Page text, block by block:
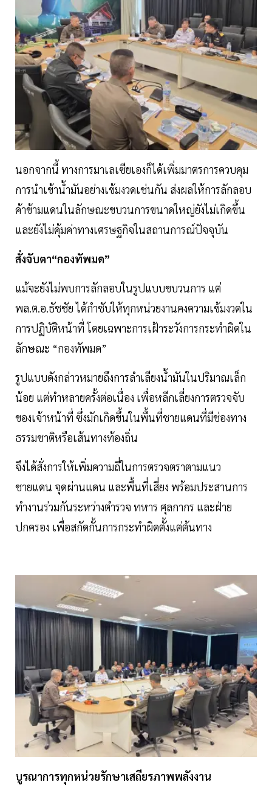
นอกจากนี้ ทางการมาเลเซียเองก็ได้เพิ่มมาตรการควบคุม
การนำเข้าน้ำมันอย่างเข้มงวดเช่นกัน ส่งผลให้การลักลอบ
ค้าข้ามแดนในลักษณะขบวนการขนาดใหญ่ยังไม่เกิดขึ้น
และยังไม่คุ้มค่าทางเศรษฐกิจในสถานการณ์ปัจจุบัน
สั่งจับตา“กองทัพมด”
แม้จะยังไม่พบการลักลอบในรูปแบบขบวนการ แต่
พล.ต.อ.ธัชชัย ได้กำชับให้ทุกหน่วยงานคงความเข้มงวดใน
การปฏิบัติหน้าที่ โดยเฉพาะการเฝ้าระวังการกระทำผิดใน
ลักษณะ “กองทัพมด”
รูปแบบดังกล่าวหมายถึงการลำเลียงน้ำมันในปริมาณเล็ก
น้อย แต่ทำหลายครั้งต่อเนื่อง เพื่อหลีกเลี่ยงการตรวจจับ
ของเจ้าหน้าที่ ซึ่งมักเกิดขึ้นในพื้นที่ชายแดนที่มีช่องทาง
ธรรมชาติหรือเส้นทางท้องถิ่น
จึงได้สั่งการให้เพิ่มความถี่ในการตรวจตราตามแนว
ชายแดน จุดผ่านแดน และพื้นที่เสี่ยง พร้อมประสานการ
ทำงานร่วมกันระหว่างตำรวจ ทหาร ศุลกากร และฝ่าย
ปกครอง เพื่อสกัดกั้นการกระทำผิดตั้งแต่ต้นทาง
บูรณาการทุกหน่วยรักษาเสถียรภาพพลังงาน